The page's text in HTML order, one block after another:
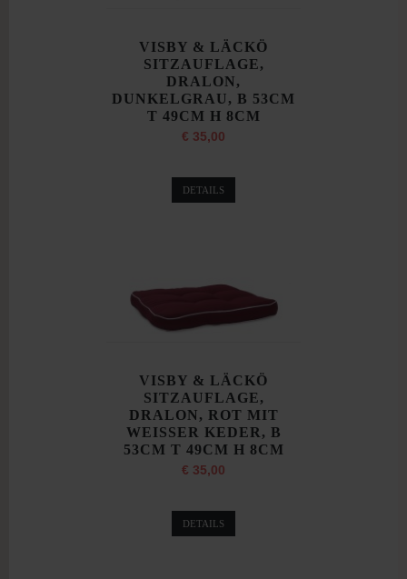
VISBY & LÄCKÖ
SITZAUFLAGE,
DRALON,
DUNKELGRAU, B 53CM
T 49CM H 8CM
€ 35,00
DETAILS
VISBY & LÄCKÖ
SITZAUFLAGE,
DRALON, ROT MIT
WEISSER KEDER, B
53CM T 49CM H 8CM
€ 35,00
DETAILS